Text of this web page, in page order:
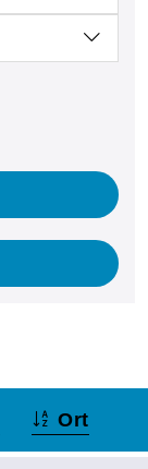
Ort